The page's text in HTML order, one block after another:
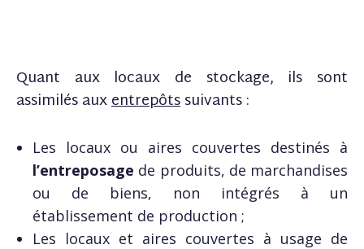
Quant aux locaux de stockage, ils sont
assimilés auxentrepôtssuivants :
Les locaux ou aires couvertes destinés à
l’entreposage de produits, de marchandises
ou de biens, non intégrés à un
établissement de production ;
Les locaux et aires couvertes à usage de